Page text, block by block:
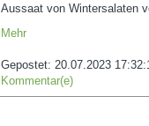
Aussaat von Wintersalaten
Mehr
Gepostet: 20.07.2023
Kommentar(e)